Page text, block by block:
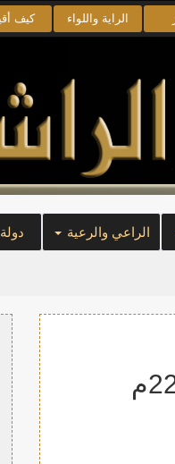
الراية واللواء كيف
الراعي والرعية